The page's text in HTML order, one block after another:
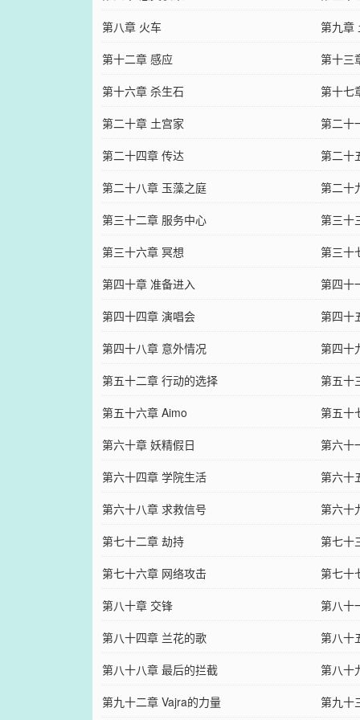
第八章 火车
第九章
第十二章 感应
第十三
第十六章 杀生石
第十七
第二十章 土宫家
第二十
第二十四章 传达
第二十
第二十八章 玉藻之庭
第二十
第三十二章 服务中心
第三十
第三十六章 冥想
第三十
第四十章 准备进入
第四十
第四十四章 演唱会
第四十
第四十八章 意外情况
第四十
第五十二章 行动的选择
第五十
第五十六章 Aimo
第五十
第六十章 妖精假日
第六十
第六十四章 学院生活
第六十
第六十八章 求救信号
第六十
第七十二章 劫持
第七十
第七十六章 网络攻击
第七十
第八十章 交锋
第八十
第八十四章 兰花的歌
第八十
第八十八章 最后的拦截
第八十
第九十二章 Vajra的力量
第九十